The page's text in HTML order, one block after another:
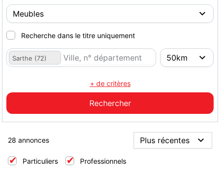
Recherche dans le titre uniquement
Sarthe (72)
+ de critères
28 annonces
Particuliers Professionnels